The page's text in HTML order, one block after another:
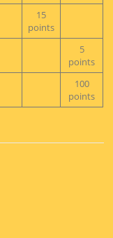
15
points
5
points
100
points